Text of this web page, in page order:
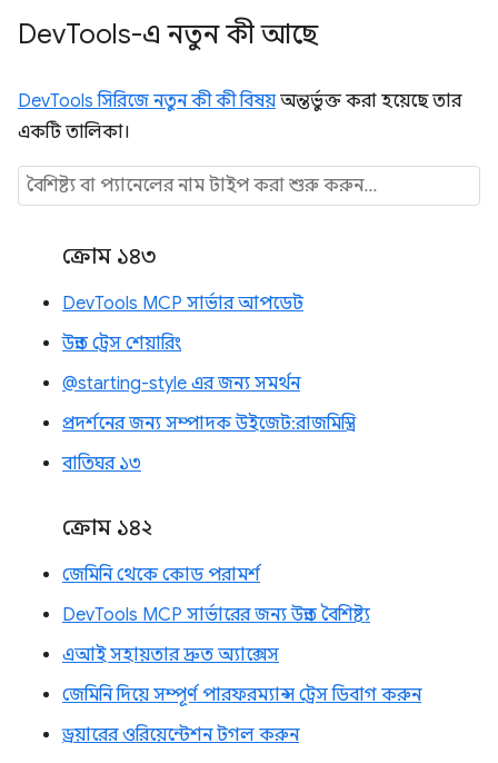
DevTools-এ নতুন কী আছে
DevTools সিরিজে নতুন কী কী বিষয় অন্তর্ভুক্ত করা হয়েছে তার
একটি তালিকা।
ক্রোম ১৪৩
DevTools MCP সার্ভার আপডেট
উন্নত ট্রেস শেয়ারিং
@starting-style এর জন্য সমর্থন
প্রদর্শনের জন্য সম্পাদক উইজেট: রাজমিস্ত্রি
বাতিঘর ১৩
ক্রোম ১৪২
জেমিনি থেকে কোড পরামর্শ
DevTools MCP সার্ভারের জন্য উন্নত বৈশিষ্ট্য
এআই সহায়তার দ্রুত অ্যাক্সেস
জেমিনি দিয়ে সম্পূর্ণ পারফরম্যান্স ট্রেস ডিবাগ করুন
ড্রয়ারের ওরিয়েন্টেশন টগল করুন